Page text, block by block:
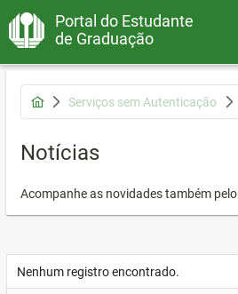
Portal do Estudante
de Graduação
Serviços sem Autenticação
Notícias
Acompanhe as novidades também pelo
Nenhum registro encontrado.